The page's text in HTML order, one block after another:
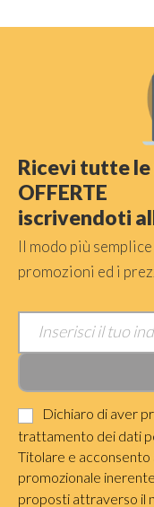
Ricevi tutte
OFFERTE
iscrivendoti
Il modo più
promozioni ed i
Dichiaro di aver
trattamento dei dati
Titolare e
promozionale
proposti attraverso il